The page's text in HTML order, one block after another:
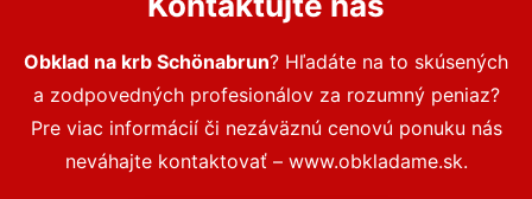
Obklad na krb Schönabrun? Hľadáte na to skúsených
a zodpovedných profesionálov za rozumný peniaz?
Pre viac informácií či nezáväznú cenovú ponuku nás
neváhajte kontaktovať – www.obkladame.sk.